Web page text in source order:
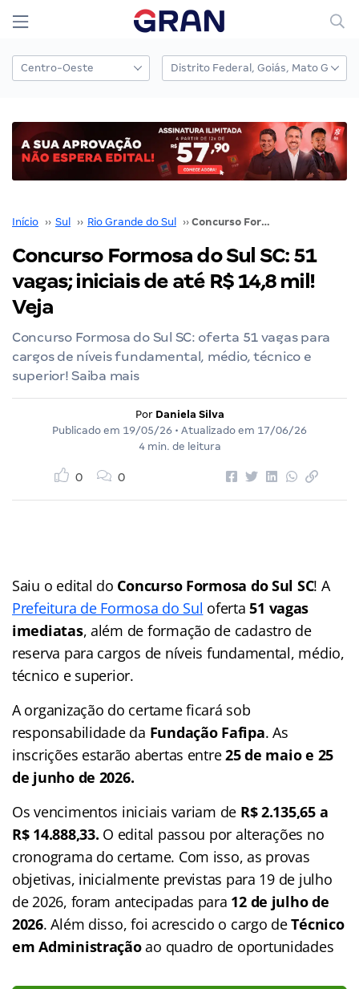
Início ›› Sul ›› Rio Grande do Sul ›› Concurso Formosa do Sul SC: 51 vagas; iniciais de até R$ 14,8 mil! Veja
Concurso Formosa do Sul SC: 51
vagas; iniciais de até R$ 14,8 mil!
Veja
Concurso Formosa do Sul SC: oferta 51 vagas para
cargos de níveis fundamental, médio, técnico e
superior! Saiba mais
Por Daniela Silva
Publicado em 19/05/26 • Atualizado em 17/06/26
4 min. de leitura
0 0
Saiu o edital do Concurso Formosa do Sul SC! A
Prefeitura de Formosa do Sul oferta51 vagas
imediatas, além de formação de cadastro de
reserva para cargos de níveis fundamental, médio,
técnico e superior.
A organização do certame ficará sob
responsabilidade da Fundação Fafipa. As
inscrições estarão abertas entre25 de maio e 25
de junho de 2026.
Os vencimentos iniciais variam de R$ 2.135,65 a
R$ 14.888,33. O edital passou por alterações no
cronograma do certame. Com isso, as provas
objetivas, inicialmente previstas para 19 de julho
de 2026, foram antecipadas para 12 de julho de
2026. Além disso, foi acrescido o cargo deTécnico
em Administraçãoao quadro de oportunidades